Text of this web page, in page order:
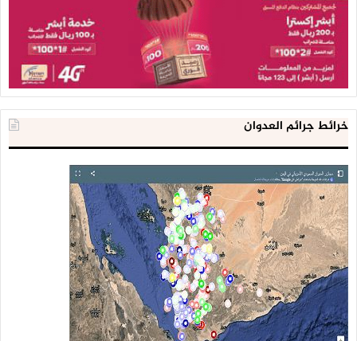
فَهُم صُبُرٌ إذا ما الحرب قامت
وهم صُدُقٌ إذا حان اللقاءُ
بخوضهمُ الوغى عادوا كِراماً
وأفئدة العدا منهم هواءُ
فكم من مشهدٍ يرويه جُرحٌ
وملحمةٍ تُسطِّرها الدماءُ
هُنا الكرار كم دكّ الأعادي
هُنا ( العباس ) إمدادٌ ، وماءُ
خرائط جرائم العدوان